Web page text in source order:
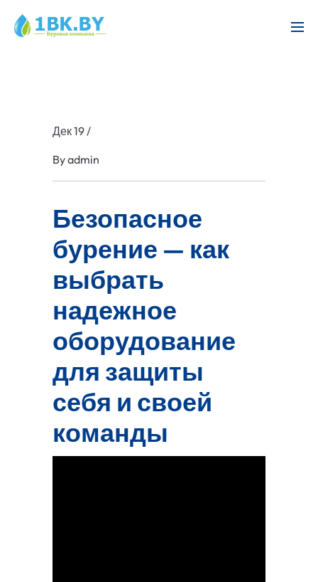
Дек 19/
Byadmin
Безопасное
бурение — как
выбрать
надежное
оборудование
для защиты
себя и своей
команды